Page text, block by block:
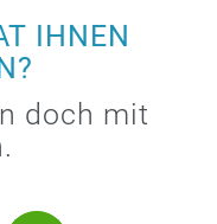
IHNEN
doch mit